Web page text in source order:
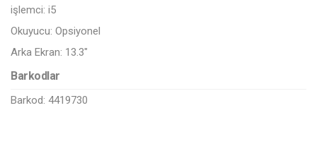
işlemci: i5
Okuyucu: Opsiyonel
Arka Ekran: 13.3"
Barkodlar
Barkod: 4419730